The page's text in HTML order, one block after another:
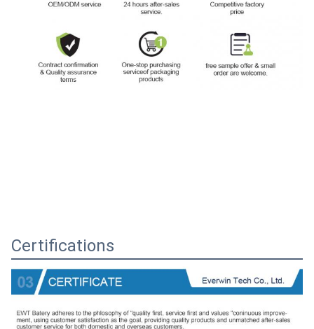
Certifications